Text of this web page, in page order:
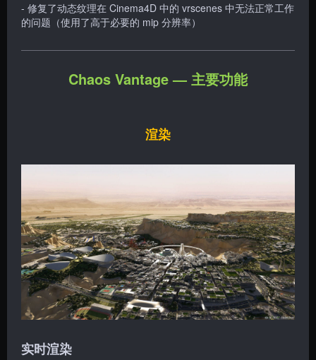
- 修复了动态纹理在 Cinema4D 中的 vrscenes 中无法正常工作
的问题（使用了高于必要的 mip 分辨率）
Chaos Vantage — 主要功能
渲染
实时渲染